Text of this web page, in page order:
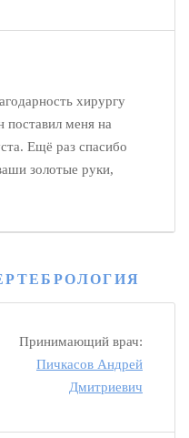
хирургу
поставил меня на
Ещё раз спасибо
золотые руки,
Принимающий врач:
Пичкасов Андрей
Дмитриевич